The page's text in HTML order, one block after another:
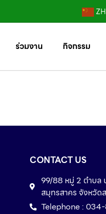
ร่วมงาน กิจกรรม
CONTACT US
99/88 หมู่ 2 ตำบล
สมุทรสาคร จังหวั
Telephone :